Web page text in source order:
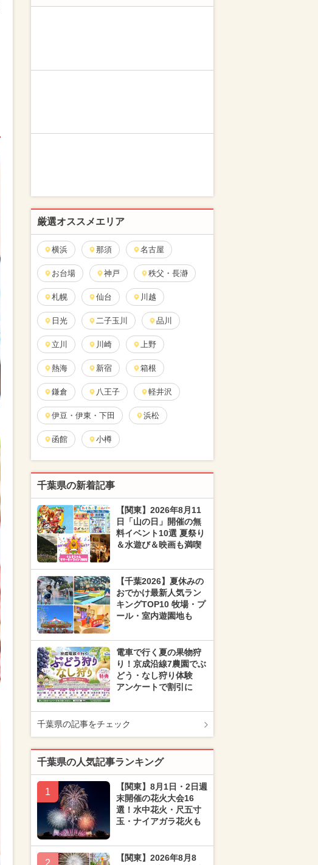
厳選オススメエリア
横浜 那須 名古屋
お台場 神戸 秩父・長瀞
札幌 仙台 川越
日光 二子玉川 品川
立川 川崎 上野
熱海 新宿 箱根
鎌倉 八王子 軽井沢
伊豆・伊東・下田 浜松
函館 小樽
千葉県の新着記事
【関東】2026年8月11
日「山の日」開催の無
料イベント10選 夏祭り
＆水遊び＆映画も満喫
【千葉2026】夏休みの
おでかけ最新人気ラン
キングTOP10 牧場・プ
ール・室内遊園地も
電車で行く夏の果物狩
り！京成沿線7農園でぶ
どう・なし狩り体験
アンケートで割引に
千葉県の記事をチェック
千葉県の人気記事ランキング
1
【関東】8月1日・2日週
末開催の花火大会16
選！水中花火・尺五寸
玉・ナイアガラ花火も
2
【関東】2026年8月8